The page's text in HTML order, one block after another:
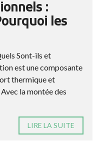
:
les
Sont-ils et
est une composante
thermique et
la montée des
LIRE LA SUITE